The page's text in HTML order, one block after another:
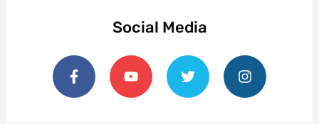
Social Media
F
a
c
e
Y
o
u
t
T
w
i
t
I
n
s
t